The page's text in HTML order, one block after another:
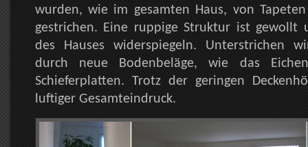
wurden, wie im gesamten Haus, von
gestrichen. Eine ruppige Struktur ist gewollt
des Hauses widerspiegeln. Unterstrichen
durch neue Bodenbeläge, wie das
Schieferplatten. Trotz der geringen
luftiger Gesamteindruck.